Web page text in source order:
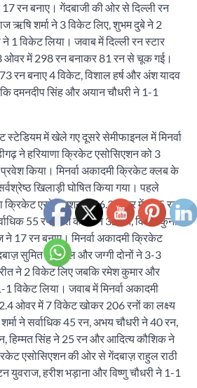
17 रन बनाए। गेंदबाजी की ओर से दिल्ली रन
ऋषि शर्मा ने 3 विकेट लिए, शुभम दुबे ने 2
ने 1 विकेट लिया। जवाब में दिल्ली रन स्टार
ओवर में 298 रन बनाकर 81 रन से चूक गई।
रन बनाए 4 विकेट, विशाल हर्ष और अंश यादव
दमनदीप सिंह और अयान चौधरी ने 1-1
में खेले गए दूसरे सेमीफाइनल में मिनर्वा
ने हरियाणा क्रिकेट एसोसिएशन को 3
किया। मिनर्वा अकादमी क्रिकेट क्लब के
खिलाड़ी घोषित किया गया। पहले
क्रिकेट एसोसिएशन ने 46.3 ओवर में 205 रन
55 रन, अर्श कबीर ने 32 रन, विवेक कुनार
17 रन बनाए। मिनर्वा अकादमी क्रिकेट
सुमित बेनीवाल और जग्गी दोनों ने 3-3
ने 2 विकेट लिए जबकि रमेश कुमार और
1 विकेट लिया। जवाब में मिनर्वा अकादमी
ओवर में 7 विकेट खोकर 206 रनों का लक्ष्य
ने सर्वाधिक 45 रन, अभय चौधरी ने 40 रन,
हिम्मत सिंह ने 25 रन और आदित्य कौशिक ने
एसोसिएशन की ओर से गेंदबाज़ राहुल राठी
युवराज, हरीश भड़ाना और विष्णु चौधरी ने 1-1